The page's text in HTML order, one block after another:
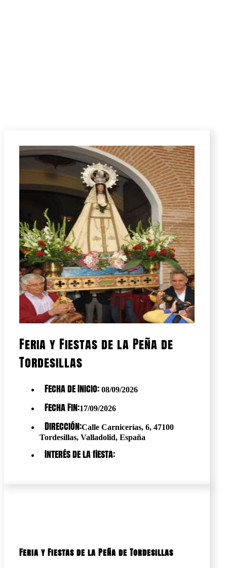
Feria y Fiestas de la Peña de
Tordesillas
Fecha de Inicio: 08/09/2026
Fecha Fin:17/09/2026
Dirección:Calle Carnicerías, 6, 47100
Tordesillas, Valladolid, España
Interés de la fiesta:
Feria y Fiestas de la Peña de Tordesillas